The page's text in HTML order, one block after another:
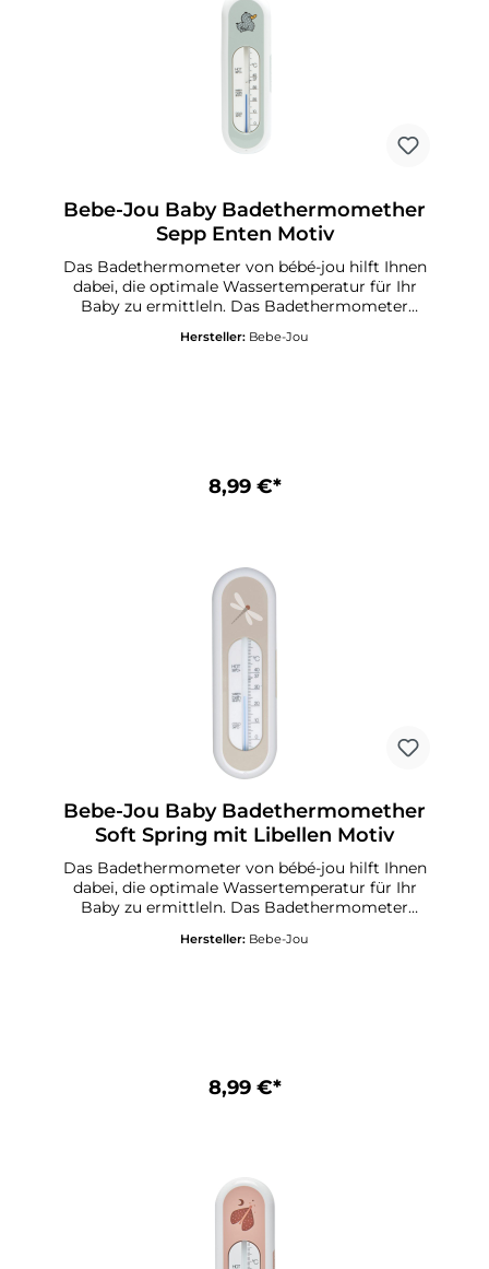
Bebe-Jou Baby Badethermomether
Sepp Enten Motiv
Das Badethermometer von bébé-jou hilft Ihnen
dabei, die optimale Wassertemperatur für Ihr
Baby zu ermittleln. Das Badethermometer
sicher im Gehäuse eingelassen.Abmessung: 16,5
Hersteller: Bebe-Jou
8,99 €*
Bebe-Jou Baby Badethermomether
Soft Spring mit Libellen Motiv
Das Badethermometer von bébé-jou hilft Ihnen
dabei, die optimale Wassertemperatur für Ihr
Baby zu ermittleln. Das Badethermometer
sicher im Gehäuse eingelassen.Abmessung: 16,5
Hersteller: Bebe-Jou
8,99 €*